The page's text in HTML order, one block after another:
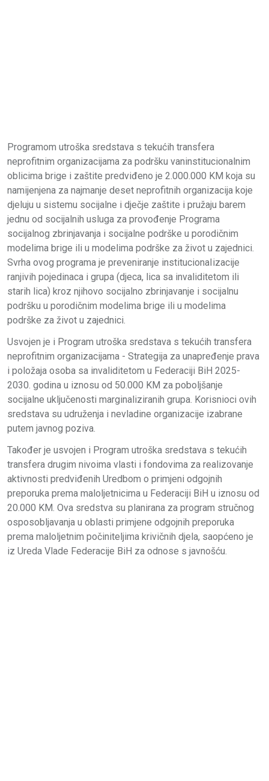
Programom utroška sredstava s tekućih transfera
neprofitnim organizacijama za podršku vaninstitucionalnim
oblicima brige i zaštite predviđeno je 2.000.000 KM koja su
namijenjena za najmanje deset neprofitnih organizacija koje
djeluju u sistemu socijalne i dječje zaštite i pružaju barem
jednu od socijalnih usluga za provođenje Programa
socijalnog zbrinjavanja i socijalne podrške u porodičnim
modelima brige ili u modelima podrške za život u zajednici.
Svrha ovog programa je preveniranje institucionaIizacije
ranjivih pojedinaca i grupa (djeca, lica sa invaliditetom ili
starih lica) kroz njihovo socijalno zbrinjavanje i socijalnu
podršku u porodičnim modelima brige ili u modelima
podrške za život u zajednici.
Usvojen je i Program utroška sredstava s tekućih transfera
neprofitnim organizacijama - Strategija za unapređenje prava
i položaja osoba sa invaliditetom u Federaciji BiH 2025-
2030. godina u iznosu od 50.000 KM za poboljšanje
socijalne uključenosti marginaliziranih grupa. Korisnioci ovih
sredstava su udruženja i nevladine organizacije izabrane
putem javnog poziva.
Također je usvojen i Program utroška sredstava s tekućih
transfera drugim nivoima vlasti i fondovima za realizovanje
aktivnosti predviđenih Uredbom o primjeni odgojnih
preporuka prema maloljetnicima u Federaciji BiH u iznosu od
20.000 KM. Ova sredstva su planirana za program stručnog
osposobljavanja u oblasti primjene odgojnih preporuka
prema maloljetnim počiniteljima krivičnih djela, saopćeno je
iz Ureda Vlade Federacije BiH za odnose s javnošću.